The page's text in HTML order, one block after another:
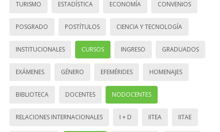
TURISMO ESTADÍSTICA ECONOMÍA CONVENIOS
POSGRADO POSTÍTULOS CIENCIA Y TECNOLOGÍA
INSTITUCIONALES CURSOS INGRESO GRADUADOS
EXÁMENES GÉNERO EFEMÉRIDES HOMENAJES
BIBLIOTECA DOCENTES NODOCENTES
RELACIONES INTERNACIONALES I + D IITEA IITAE